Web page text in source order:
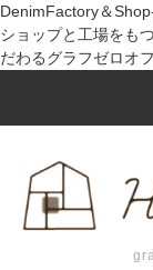
DenimFactory＆
ショップと工場をも
だわるグラフゼロオ